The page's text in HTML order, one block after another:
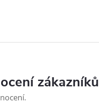
zákazníků